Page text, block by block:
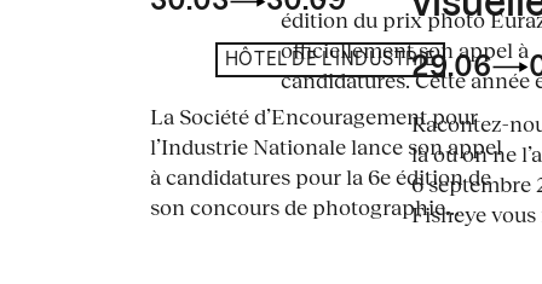
HÔTEL DE L'INDUSTRIE
La Société d’Encouragement pour
l’Industrie Nationale lance son appel
à candidatures pour la 6e édition de
son concours de photographie...
édition du prix photo
officiellement son appel à
candidatures. Cette année
29.06
Racontez-
là où on ne
6 septembre
Fisheye